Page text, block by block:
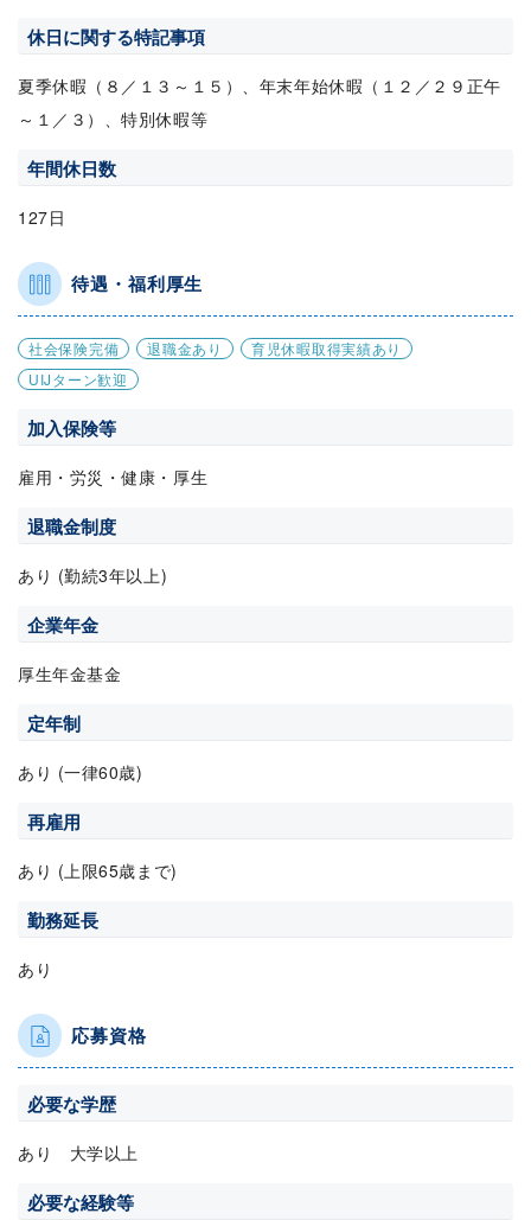
休日に関する特記事項
夏季休暇（８／１３～１５）、年末年始休暇（１２／２９正午
～１／３）、特別休暇等
年間休日数
127日
待遇・福利厚生
社会保険完備 退職金あり
育児休暇取得実績あり
UIJターン歓迎
加入保険等
雇用・労災・健康・厚生
退職金制度
あり (勤続3年以上)
企業年金
厚生年金基金
定年制
あり (一律60歳)
再雇用
あり (上限65歳まで)
勤務延長
あり
応募資格
必要な学歴
あり 大学以上
必要な経験等